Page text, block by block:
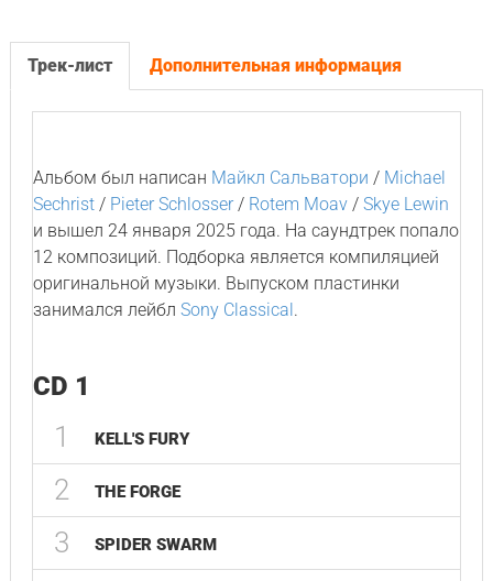
Трек-лист Дополнительная информация
Альбом был написан Майкл Сальватори / Michael
Sechrist/ Pieter Schlosser/ Rotem Moav/ Skye Lewin
и вышел 24 января 2025 года. На саундтрек попало
12 композиций. Подборка является компиляцией
оригинальной музыки. Выпуском пластинки
занимался лейбл Sony Classical.
CD 1
1 KELL'S FURY
2 THE FORGE
3 SPIDER SWARM